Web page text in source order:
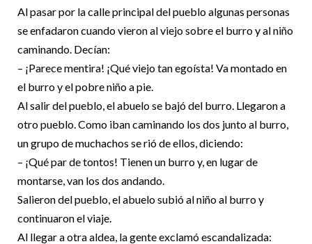
Al pasar por la calle principal del pueblo algunas personas
se enfadaron cuando vieron al viejo sobre el burro y al niño
caminando. Decían:
– ¡Parece mentira! ¡Qué viejo tan egoísta! Va montado en
el burro y el pobre niño a pie.
Al salir del pueblo, el abuelo se bajó del burro. Llegaron a
otro pueblo. Como iban caminando los dos junto al burro,
un grupo de muchachos se rió de ellos, diciendo:
– ¡Qué par de tontos! Tienen un burro y, en lugar de
montarse, van los dos andando.
Salieron del pueblo, el abuelo subió al niño al burro y
continuaron el viaje.
Al llegar a otra aldea, la gente exclamó escandalizada: